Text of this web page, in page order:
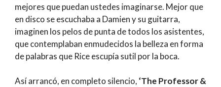
mejores que puedan ustedes imaginarse. Mejor que
en disco se escuchaba a Damien y su guitarra,
imaginen los pelos de punta de todos los asistentes,
que contemplaban enmudecidos la belleza en forma
de palabras que Rice escupía sutil por la boca.
Así arrancó, en completo silencio, ‘The Professor &